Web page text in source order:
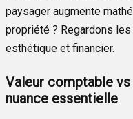
paysager augmente
propriété ? Regardons
esthétique et financier.
Valeur comptable vs
nuance essentielle